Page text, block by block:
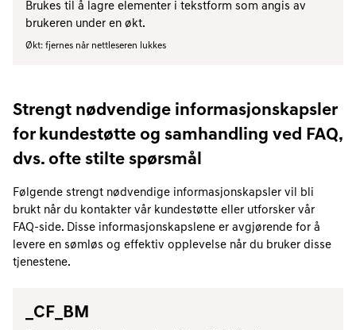
Brukes til å lagre elementer i tekstform som angis av
brukeren under en økt.
Økt: fjernes når nettleseren lukkes
Strengt nødvendige informasjonskapsler
for kundestøtte og samhandling ved FAQ,
dvs. ofte stilte spørsmål
Følgende strengt nødvendige informasjonskapsler vil bli
brukt når du kontakter vår kundestøtte eller utforsker vår
FAQ-side. Disse informasjonskapslene er avgjørende for å
levere en sømløs og effektiv opplevelse når du bruker disse
tjenestene.
_CF_BM